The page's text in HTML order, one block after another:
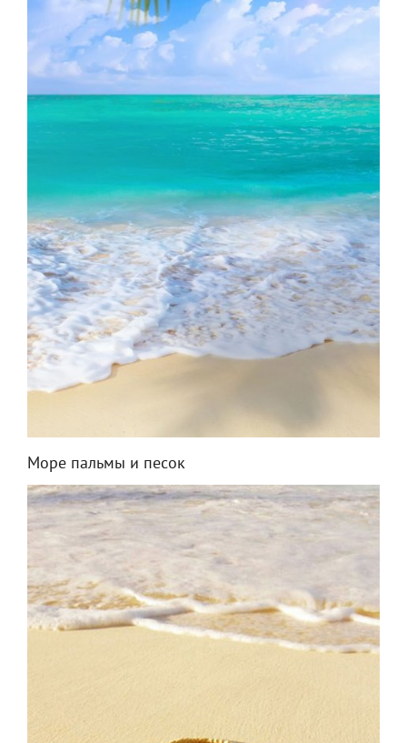
Море пальмы и песок